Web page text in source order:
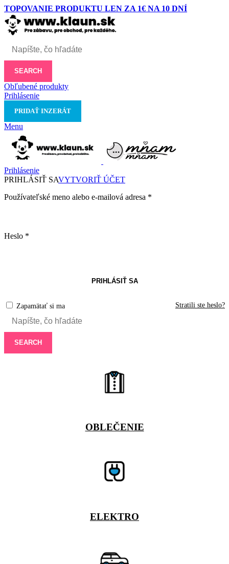
TOPOVANIE PRODUKTU LEN ZA 1€ NA 10 DNÍ
SEARCH
Obľubené produkty
Prihlásenie
PRIDAŤ INZERÁT
Menu
Prihlásenie
PRIHLÁSIŤ SAVYTVORIŤ ÚČET
Používateľské meno alebo e-mailová adresa *
Heslo *
PRIHLÁSIŤ SA
Stratili ste heslo?
Zapamätať si ma
SEARCH
OBLEČENIE
ELEKTRO